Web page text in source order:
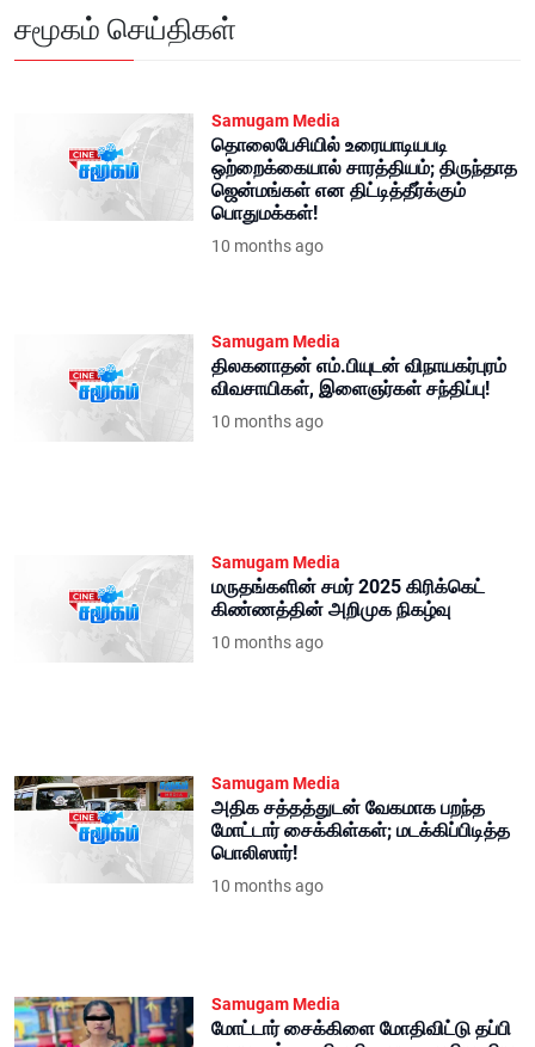
சமூகம் செய்திகள்
Samugam Media
தொலைபேசியில் உரையாடியபடி
ஒற்றைக்கையால் சாரத்தியம்; திருந்தாத
ஜென்மங்கள் என திட்டித்தீர்க்கும்
பொதுமக்கள்!
10 months ago
Samugam Media
திலகனாதன் எம்.பியுடன் விநாயகர்புரம்
விவசாயிகள், இளைஞர்கள் சந்திப்பு!
10 months ago
Samugam Media
மருதங்களின் சமர் 2025 கிரிக்கெட்
கிண்ணத்தின் அறிமுக நிகழ்வு
10 months ago
Samugam Media
அதிக சத்தத்துடன் வேகமாக பறந்த
மோட்டார் சைக்கிள்கள்; மடக்கிப்பிடித்த
பொலிஸார்!
10 months ago
Samugam Media
மோட்டார் சைக்கிளை மோதிவிட்டு தப்பி